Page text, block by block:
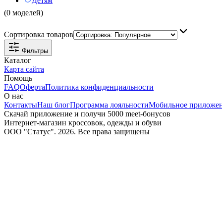
(0 моделей)
Сортировка товаров
Фильтры
Каталог
Карта сайта
Помощь
FAQОфертаПолитика конфиденциальности
О нас
КонтактыНаш блогПрограмма лояльностиМобильное
Скачай приложение и получи 5000 meet-бонусов
Интернет-магазин кроссовок, одежды и обуви
ООО "Статус". 2026. Все права защищены